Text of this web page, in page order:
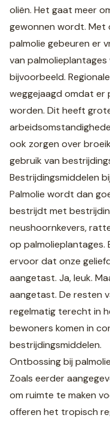
oliën. Het gaat meer
gewonnen wordt. Met
palmolie gebeuren er
van
bijvoorbeeld.
weggejaagd omdat er
worden. Dit heeft
ook zorgen over
gebruik van
Bestrijdingsmiddelen
Palmolie wordt dan
bestrijdt met
neushoornkevers,
op palmolieplantages.
ervoor dat onze
aangetast. Ja, leuk.
aangetast. De resten
regelmatig terecht in
bewoners komen in
bestrijdingsmiddelen.
Ontbossing bij
Zoals eerder
om ruimte te maken
offeren het tropisch